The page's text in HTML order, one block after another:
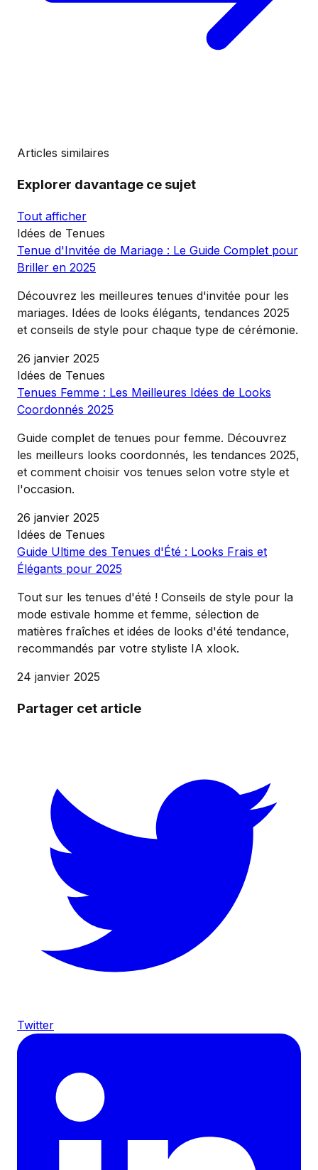
Articles similaires
Explorer davantage ce sujet
Tout afficher
Idées de Tenues
Tenue d'Invitée de Mariage : Le Guide Complet pour
Briller en 2025
Découvrez les meilleures tenues d'invitée pour les
mariages. Idées de looks élégants, tendances 2025
et conseils de style pour chaque type de cérémonie.
26 janvier 2025
Idées de Tenues
Tenues Femme : Les Meilleures Idées de Looks
Coordonnés 2025
Guide complet de tenues pour femme. Découvrez
les meilleurs looks coordonnés, les tendances 2025,
et comment choisir vos tenues selon votre style et
l'occasion.
26 janvier 2025
Idées de Tenues
Guide Ultime des Tenues d'Été : Looks Frais et
Élégants pour 2025
Tout sur les tenues d'été ! Conseils de style pour la
mode estivale homme et femme, sélection de
matières fraîches et idées de looks d'été tendance,
recommandés par votre styliste IA xlook.
24 janvier 2025
Partager cet article
Twitter